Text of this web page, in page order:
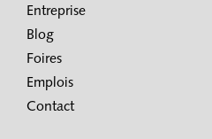
Entreprise
Blog
Foires
Emplois
Contact